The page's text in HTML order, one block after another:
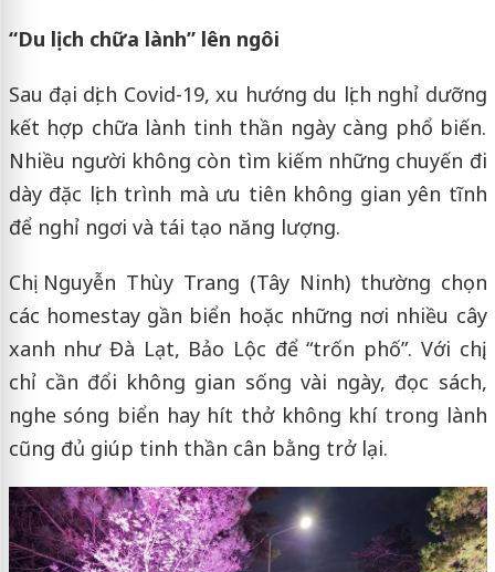
“Du lịch chữa lành” lên ngôi
Sau đại dịch Covid-19, xu hướng du lịch nghỉ dưỡng
kết hợp chữa lành tinh thần ngày càng phổ biến.
Nhiều người không còn tìm kiếm những chuyến đi
dày đặc lịch trình mà ưu tiên không gian yên tĩnh
để nghỉ ngơi và tái tạo năng lượng.
Chị Nguyễn Thùy Trang (Tây Ninh) thường chọn
các homestay gần biển hoặc những nơi nhiều cây
xanh như Đà Lạt, Bảo Lộc để “trốn phố”. Với chị,
chỉ cần đổi không gian sống vài ngày, đọc sách,
nghe sóng biển hay hít thở không khí trong lành
cũng đủ giúp tinh thần cân bằng trở lại.